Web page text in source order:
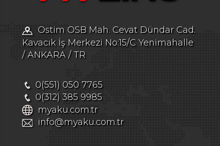
Ostim OSB Mah. Cevat Dündar Cad.
Kavacık İş Merkezi No:15/C Yenimahalle
/ ANKARA / TR
0(551) 050 7765
0(312) 385 9985
myaku.com.tr
info@myaku.com.tr